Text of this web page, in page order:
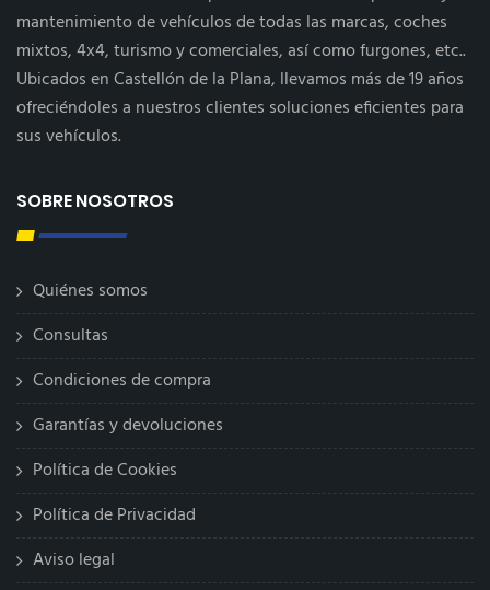
mantenimiento de vehículos de todas las marcas, coches
mixtos, 4x4, turismo y comerciales, así como furgones, etc..
Ubicados en Castellón de la Plana, llevamos más de 19 años
ofreciéndoles a nuestros clientes soluciones eficientes para
sus vehículos.
SOBRE NOSOTROS
Quiénes somos
Consultas
Condiciones de compra
Garantías y devoluciones
Política de Cookies
Política de Privacidad
Aviso legal